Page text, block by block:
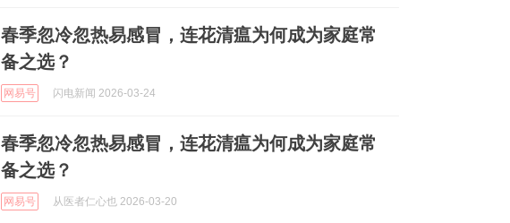
春季忽冷忽热易感冒，连花清瘟为何成为家庭常
备之选？
网易号 闪电新闻 2026-03-24
春季忽冷忽热易感冒，连花清瘟为何成为家庭常
备之选？
网易号 从医者仁心也 2026-03-20